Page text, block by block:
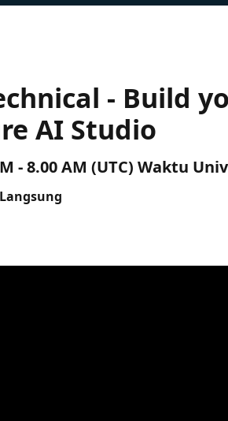
- Build
AI Studio
- 8.00 AM (UTC) Waktu